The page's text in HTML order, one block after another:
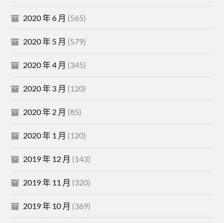
2020 年 6 月 (565)
2020 年 5 月 (579)
2020 年 4 月 (345)
2020 年 3 月 (120)
2020 年 2 月 (85)
2020 年 1 月 (120)
2019 年 12 月 (143)
2019 年 11 月 (320)
2019 年 10 月 (369)